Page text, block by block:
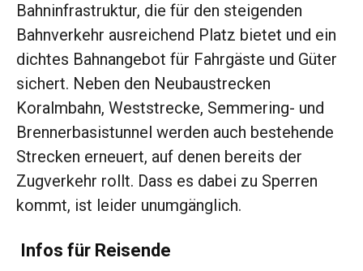
Bahninfrastruktur, die für den steigenden
Bahnverkehr ausreichend Platz bietet und ein
dichtes Bahnangebot für Fahrgäste und Güter
sichert. Neben den Neubaustrecken
Koralmbahn, Weststrecke, Semmering- und
Brennerbasistunnel werden auch bestehende
Strecken erneuert, auf denen bereits der
Zugverkehr rollt. Dass es dabei zu Sperren
kommt, ist leider unumgänglich.
Infos für Reisende